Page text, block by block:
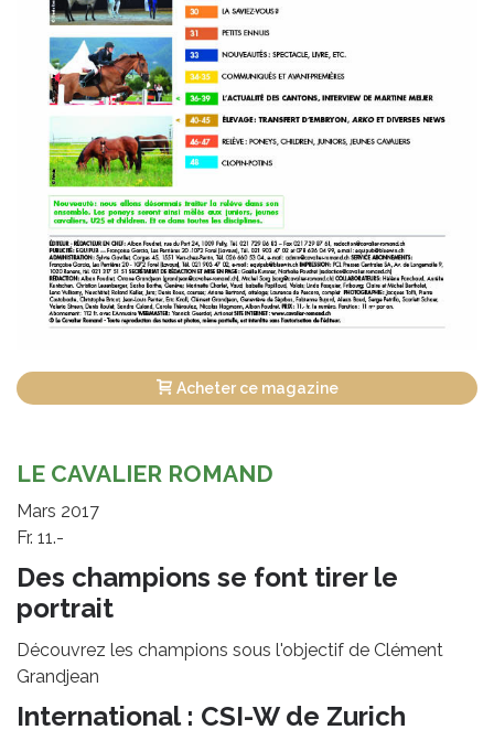
Acheter ce magazine
LE CAVALIER ROMAND
Mars 2017
Fr. 11.-
Des champions se font tirer le
portrait
Découvrez les champions sous l'objectif de Clément
Grandjean
International : CSI-W de Zurich